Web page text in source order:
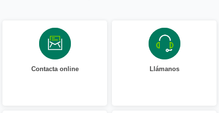
Contacta online Llámanos